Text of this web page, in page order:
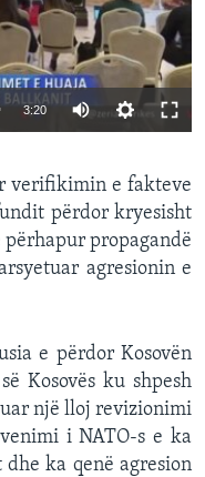
480p
3:20 Auto
360p
480p
verifikimin e fakteve
përdor kryesisht
propagandë
agresionin e
e përdor Kosovën
Kosovës ku shpesh
një lloj revizionimi
i NATO-s e ka
ka qenë agresion